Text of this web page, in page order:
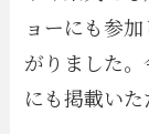
ョーにも参
がりました
にも掲載いた